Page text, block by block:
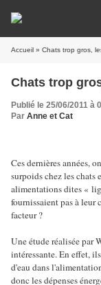
Accueil » Chats trop gros,
Chats trop
Publié le 25/06/2011 à
Par Anne et Cat
Ces dernières années,
surpoids chez les chats
alimentations dites «
fournissaient pas à leur
facteur ?
Une étude réalisée par
intéressante. En effet,
d'eau dans
donc les dépenses